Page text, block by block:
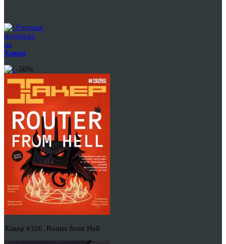
Годовая
подписка
на
Хакер
-50%
Хакер #326. Router from Hell